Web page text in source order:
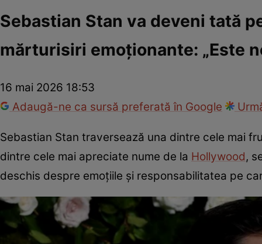
Sebastian Stan va deveni tată
mărturisiri emoționante: „Este
16 mai 2026 18:53
Adaugă-ne ca sursă preferată în Google
Sebastian Stan traversează una dintre cele mai
dintre cele mai apreciate nume de la Hollywood,
deschis despre emoțiile și responsabilitatea pe